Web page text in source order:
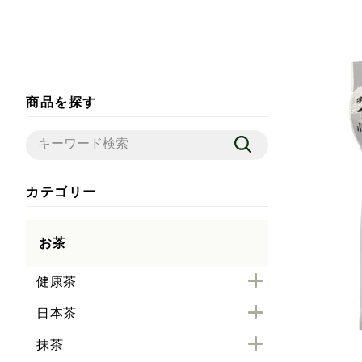
商品を探す
カテゴリー
お茶
健康茶
日本茶
抹茶